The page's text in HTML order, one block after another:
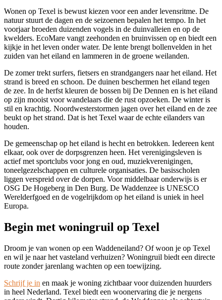
Wonen op Texel is bewust kiezen voor een ander levensritme. De
natuur stuurt de dagen en de seizoenen bepalen het tempo. In het
voorjaar broeden duizenden vogels in de duinvalleien en op de
kwelders. EcoMare vangt zeehonden en bruinvissen op en biedt een
kijkje in het leven onder water. De lente brengt bollenvelden in het
zuiden van het eiland en lammeren in de groene weilanden.
De zomer trekt surfers, fietsers en strandgangers naar het eiland. Het
strand is breed en schoon. De duinen beschermen het eiland tegen
de zee. In de herfst kleuren de bossen bij De Dennen en is het eiland
op zijn mooist voor wandelaars die de rust opzoeken. De winter is
stil en krachtig. Noordwesterstormen jagen over het eiland en de zee
beukt op het strand. Dat is het Texel waar de echte eilanders van
houden.
De gemeenschap op het eiland is hecht en betrokken. Iedereen kent
elkaar, ook over de dorpsgrenzen heen. Het verenigingsleven is
actief met sportclubs voor jong en oud, muziekverenigingen,
toneelgezelschappen en culturele organisaties. De basisscholen
liggen verspreid over de dorpen. Voor middelbaar onderwijs is er
OSG De Hogeberg in Den Burg. De Waddenzee is UNESCO
Werelderfgoed en de vogelrijkdom op het eiland is uniek in heel
Europa.
Begin met woningruil op Texel
Droom je van wonen op een Waddeneiland? Of woon je op Texel
en wil je naar het vasteland verhuizen? Woningruil biedt een directe
route zonder jarenlang wachten op een toewijzing.
Schrijf je in en maak je woning zichtbaar voor duizenden huurders
in heel Nederland. Texel biedt een woonervaring die je nergens